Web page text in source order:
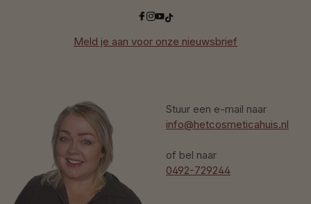
Stuur een e-mail naar
info@hetcosmeticahuis.nl
of bel naar
0492-729244
Meld je aan voor onze nieuwsbrief